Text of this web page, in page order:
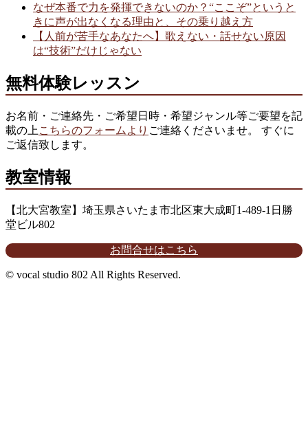
なぜ本番で力を発揮できないのか？“ここぞ”というと
きに声が出なくなる理由と、その乗り越え方
【人前が苦手なあなたへ】歌えない・話せない原因
は“技術”だけじゃない
無料体験レッスン
お名前・ご連絡先・ご希望日時・希望ジャンル等ご要望を記
載の上 こちらのフォームより ご連絡くださいませ。 すぐに
ご返信致します。
教室情報
【北大宮教室】埼玉県さいたま市北区東大成町1-489-1日勝
堂ビル802
お問合せはこちら
© vocal studio 802 All Rights Reserved.